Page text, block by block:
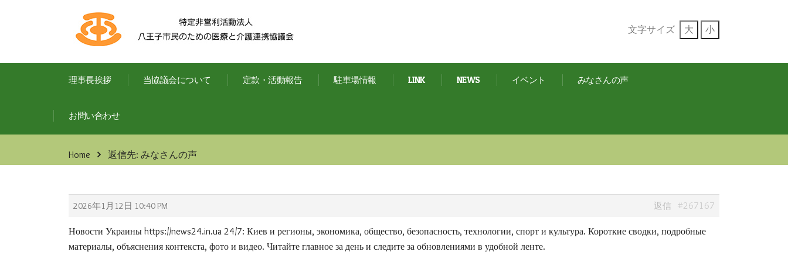
文字サイズ 大 小
理事長挨拶 当協議会について 定款・活動報告 駐車場情報 LINK NEWS イベント みなさんの声
お問い合わせ
Home 返信先: みなさんの声
2026年1月12日 10:40 PM #267167
返信
Новости Украины https://news24.in.ua 24/7: Киев и регионы, экономика, общество, безопасность, технологии, спорт и культура. Короткие сводки, подробные
материалы, объяснения контекста, фото и видео. Читайте главное за день и следите за обновлениями в удобной ленте.